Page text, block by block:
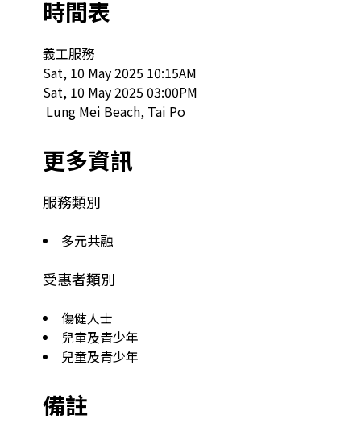
時間表
義工服務
Sat, 10 May 2025 10:15AM
Sat, 10 May 2025 03:00PM
Lung Mei Beach, Tai Po
更多資訊
服務類別
多元共融
受惠者類別
傷健人士
兒童及青少年
兒童及青少年
備註